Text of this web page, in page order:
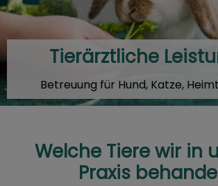
Tierärztliche
Betreuung für Hund, Katze,
Welche Tiere wir in
Praxis